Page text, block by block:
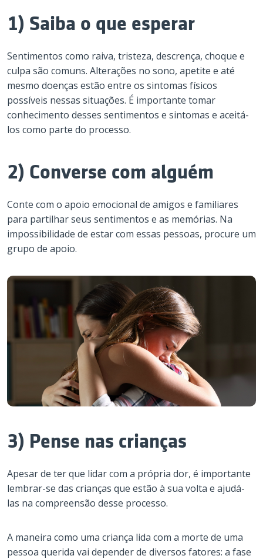
1) Saiba o que esperar
Sentimentos como raiva, tristeza, descrença, choque e
culpa são comuns. Alterações no sono, apetite e até
mesmo doenças estão entre os sintomas físicos
possíveis nessas situações. É importante tomar
conhecimento desses sentimentos e sintomas e aceitá-
los como parte do processo.
2) Converse com alguém
Conte com o apoio emocional de amigos e familiares
para partilhar seus sentimentos e as memórias. Na
impossibilidade de estar com essas pessoas, procure um
grupo de apoio.
3) Pense nas crianças
Apesar de ter que lidar com a própria dor, é importante
lembrar-se das crianças que estão à sua volta e ajudá-
las na compreensão desse processo.
A maneira como uma criança lida com a morte de uma
pessoa querida vai depender de diversos fatores: a fase